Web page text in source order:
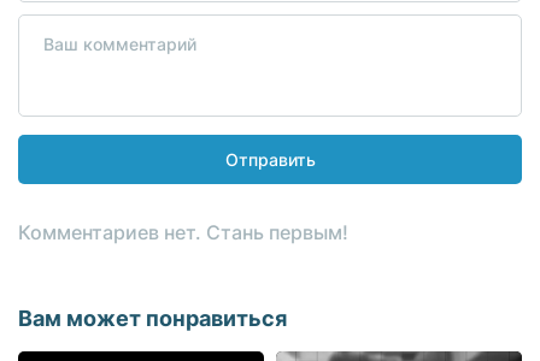
Отправить
Комментариев нет. Стань первым!
Вам может понравиться